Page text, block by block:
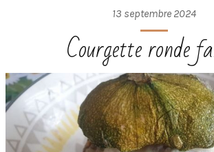
13 septembre 2024
Courgette ronde